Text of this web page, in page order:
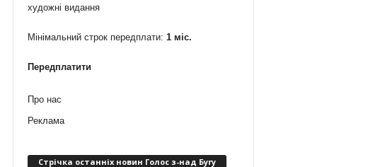
художні видання
Мінімальний строк передплати: 1 міс.
Передплатити
Про нас
Реклама
Стрічка останніх новин Голос з-над Бугу